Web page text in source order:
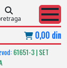
0,00 din
61651-3 | SET